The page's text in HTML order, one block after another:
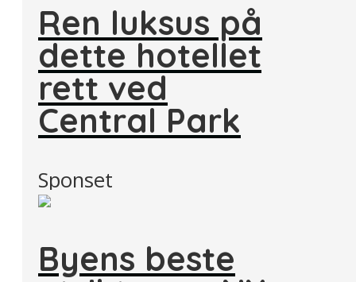
Ren luksus på
dette hotellet
rett ved
Central Park
Sponset
Byens beste